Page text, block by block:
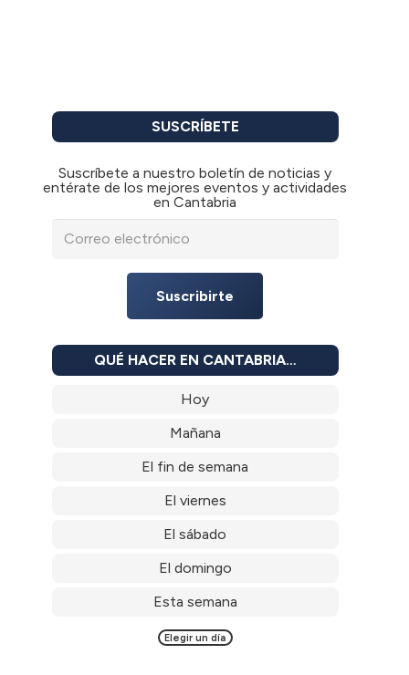
SUSCRÍBETE
Suscríbete a nuestro boletín de noticias y
entérate de los mejores eventos y actividades
en Cantabria
Suscribirte
QUÉ HACER EN CANTABRIA…
Hoy
Mañana
El fin de semana
El viernes
El sábado
El domingo
Esta semana
Elegir un día